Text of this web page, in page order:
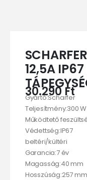
12,5A IP67
30.290Ft
Gyártó:Scharfer
Teljesítmény:300 W
Működtető
Védettség:IP67
beltéri/kültéri
Garancia:7 év
Magasság:40 mm
Hosszúság:257 mm